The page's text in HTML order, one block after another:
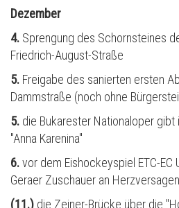
Dezember
4. Sprengung des Schornsteines
Friedrich-August-Straße
5. Freigabe des sanierten ersten
Dammstraße (noch ohne
5. die Bukarester Nationaloper
"Anna Karenina"
6.vor dem Eishockeyspiel ETC-EC
Geraer Zuschauer an Herzversagen
(11.) die Zeiner-Brücke über die